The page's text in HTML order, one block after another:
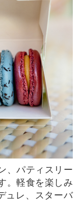
。軽食を楽しみ
ュレ、スターバ